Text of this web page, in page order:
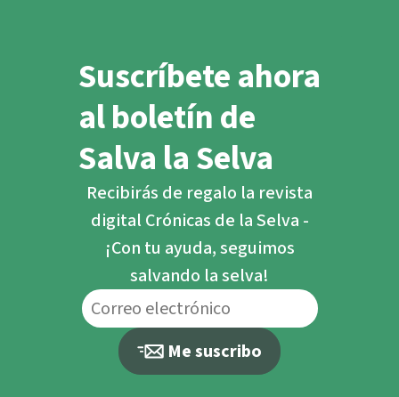
Suscríbete ahora
al boletín de
Salva la Selva
Recibirás de regalo la revista
digital Crónicas de la Selva -
¡Con tu ayuda, seguimos
salvando la selva!
Me suscribo